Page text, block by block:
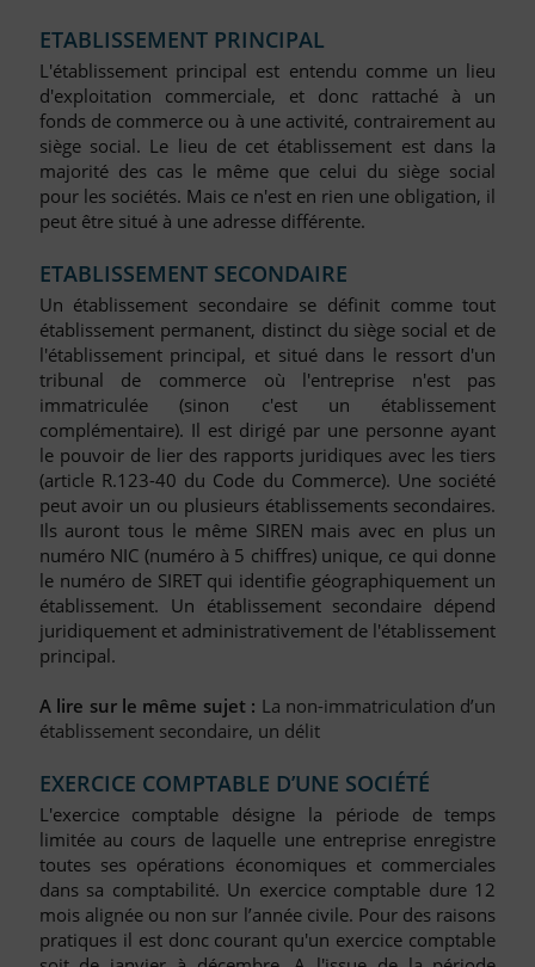
ETABLISSEMENT PRINCIPAL
L'établissement principal est entendu comme un lieu
d'exploitation commerciale, et donc rattaché à un
fonds de commerce ou à une activité, contrairement au
siège social. Le lieu de cet établissement est dans la
majorité des cas le même que celui du siège social
pour les sociétés. Mais ce n'est en rien une obligation, il
peut être situé à une adresse différente.
ETABLISSEMENT SECONDAIRE
Un établissement secondaire se définit comme tout
établissement permanent, distinct du siège social et de
l'établissement principal, et situé dans le ressort d'un
tribunal de commerce où l'entreprise n'est pas
immatriculée (sinon c'est un établissement
complémentaire). Il est dirigé par une personne ayant
le pouvoir de lier des rapports juridiques avec les tiers
(article R.123-40 du Code du Commerce). Une société
peut avoir un ou plusieurs établissements secondaires.
Ils auront tous le même SIREN mais avec en plus un
numéro NIC (numéro à 5 chiffres) unique, ce qui donne
le numéro de SIRET qui identifie géographiquement un
établissement. Un établissement secondaire dépend
juridiquement et administrativement de l'établissement
principal.
A lire sur le même sujet : La non-immatriculation d’un
établissement secondaire, un délit
EXERCICE COMPTABLE D’UNE SOCIÉTÉ
L'exercice comptable désigne la période de temps
limitée au cours de laquelle une entreprise enregistre
toutes ses opérations économiques et commerciales
dans sa comptabilité. Un exercice comptable dure 12
mois alignée ou non sur l’année civile. Pour des raisons
pratiques il est donc courant qu'un exercice comptable